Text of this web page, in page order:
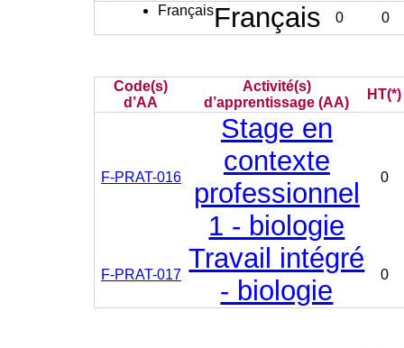
FrançaisFrançais 0 0
Code(s)
d’AA
Activité(s)
d’apprentissage (AA)
HT(*)
F-PRAT-016
Stage en
contexte
professionnel
1 - biologie
0
F-PRAT-017
Travail intégré
- biologie
0